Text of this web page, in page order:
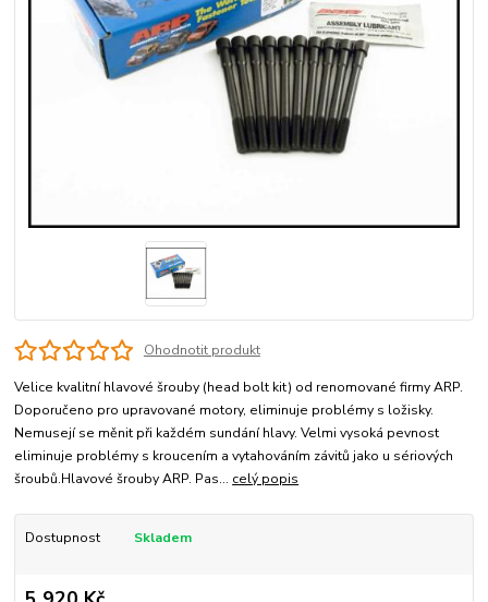
Ohodnotit produkt
Velice kvalitní hlavové šrouby (head bolt kit) od renomované firmy ARP.
Doporučeno pro upravované motory, eliminuje problémy s ložisky.
Nemusejí se měnit při každém sundání hlavy. Velmi vysoká pevnost
eliminuje problémy s kroucením a vytahováním závitů jako u sériových
šroubů.Hlavové šrouby ARP. Pas... celý popis
Dostupnost Skladem